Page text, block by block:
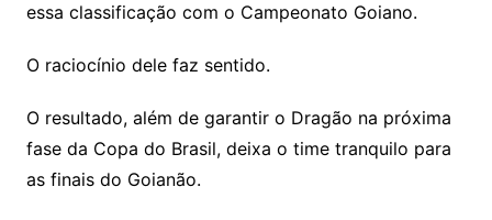
essa classificação com o Campeonato Goiano.
O raciocínio dele faz sentido.
O resultado, além de garantir o Dragão na próxima
fase da Copa do Brasil, deixa o time tranquilo para
as finais do Goianão.